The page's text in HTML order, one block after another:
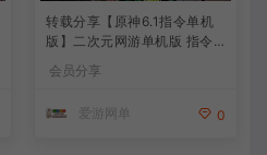
转载分享【原神6.1指令单机
版】二次元网游单机版 指令
背包 抽卡 商店 MOD 未亲测
会员分享
爱游网单 0